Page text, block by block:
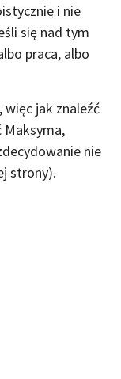
i nie
się nad tym
praca, albo
jak znaleźć
Maksyma,
nie
strony).